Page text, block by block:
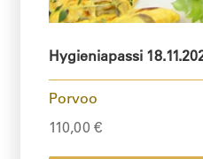
Hygieniapassi
Porvoo
110,00 €